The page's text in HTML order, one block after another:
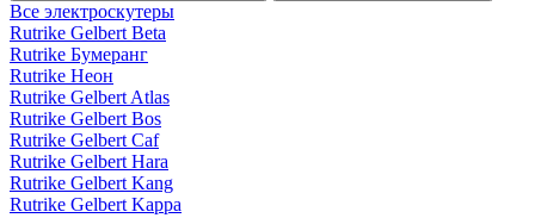
Все электро­скутеры
Rutrike Gelbert Beta
Rutrike Бумеранг
Rutrike Неон
Rutrike Gelbert Atlas
Rutrike Gelbert Bos
Rutrike Gelbert Caf
Rutrike Gelbert Hara
Rutrike Gelbert Kang
Rutrike Gelbert Kappa